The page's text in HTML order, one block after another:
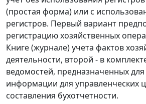
(простая форма) или с
регистров. Первый вариант
регистрацию хозяйственных
Книге (журнале) учета фактов
деятельности, второй - в
ведомостей, предназначенных
информации для управленческих
составления бухотчетности.